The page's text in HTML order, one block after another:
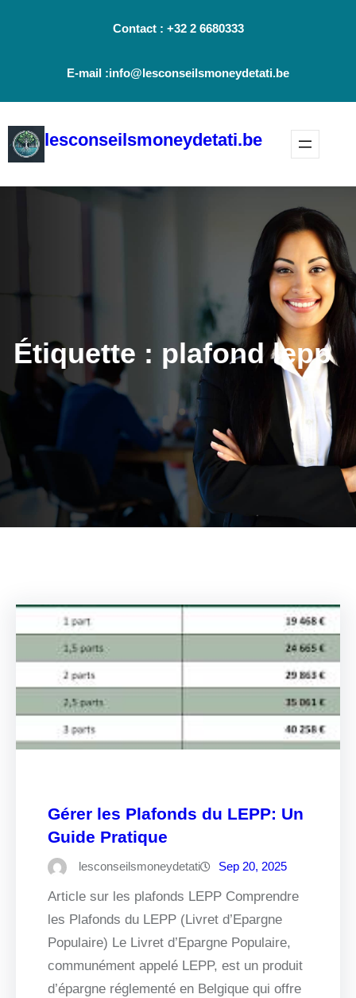
Contact : +32 2 6680333
E-mail :info@lesconseilsmoneydetati.be
lesconseilsmoneydetati.be
Étiquette : plafond lepp
Gérer les Plafonds du LEPP: Un
Guide Pratique
lesconseilsmoneydetati Sep 20, 2025
Article sur les plafonds LEPP Comprendre
les Plafonds du LEPP (Livret d’Epargne
Populaire) Le Livret d’Epargne Populaire,
communément appelé LEPP, est un produit
d’épargne réglementé en Belgique qui offre